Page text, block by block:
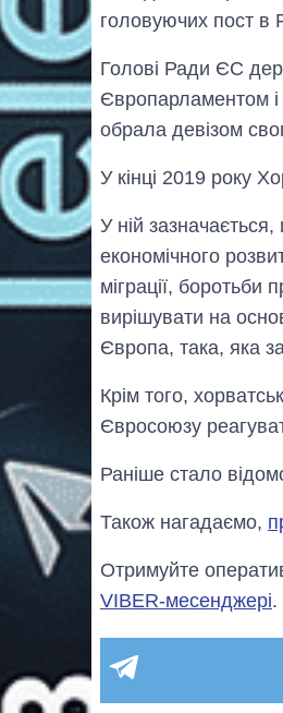
головуючих пост в
Голові Ради ЄС
Європарламентом
обрала девізом
У кінці 2019 року
У ній
економічного
міграції, боротьби
вирішувати на
Європа, така, яка
Крім того,
Євросоюзу
Раніше стало
Також нагадаємо,
Отримуйте
VIBER-месенджері.